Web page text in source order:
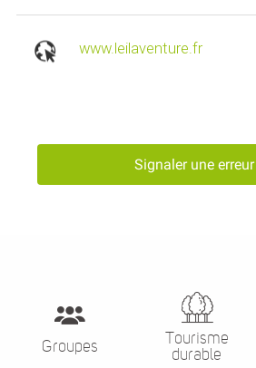
www.leilaventure.fr
Signaler une erreur
Groupes
Tourisme
durable